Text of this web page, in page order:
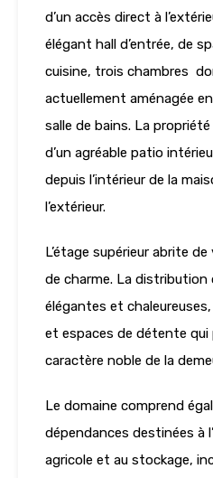
d’un accès direct à
élégant hall d’entrée, de
cuisine, trois chambres
actuellement aménagée en
salle de bains. La
d’un agréable patio
depuis l’intérieur de la
l’extérieur.
L’étage supérieur abrite
de charme. La distribution
élégantes et
et espaces de détente
caractère noble de la
Le domaine comprend
dépendances destinées à
agricole et au stockage,